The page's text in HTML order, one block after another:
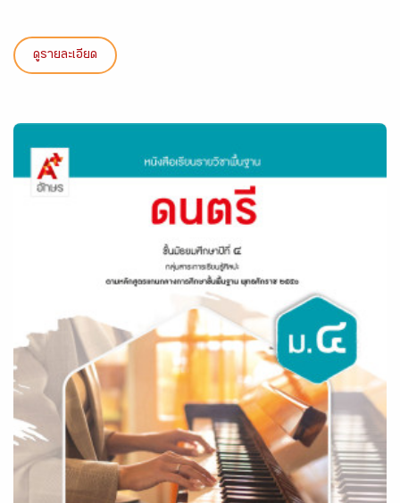
ดูรายละเอียด